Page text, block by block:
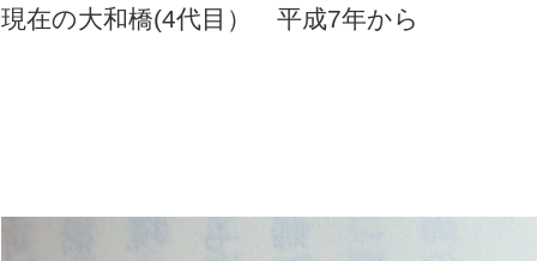
現在の大和橋(4代目） 平成7年から